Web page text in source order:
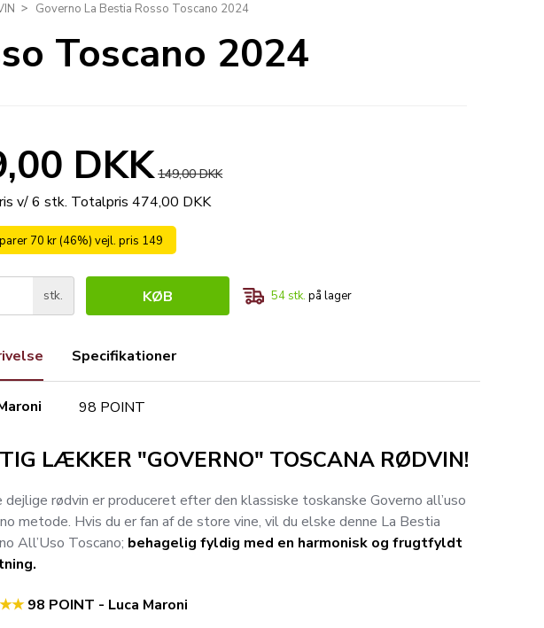
Governo La Bestia Rosso Toscano 2024
Toscano 2024
DKK 149,00 DKK
v/ 6 stk. Totalpris 474,00 DKK
70 kr (46%) vejl. pris 149
stk. KØB 54 stk. på lager
Specifikationer
98 POINT
LÆKKER "GOVERNO" TOSCANA RØDVIN!
dejlige rødvin er produceret efter den klassiske toskanske Governo all’uso
metode. Hvis du er fan af de store vine, vil du elske denne La Bestia
All’Uso Toscano; behagelig fyldig med en harmonisk og frugtfyldt
★★ 98 POINT - Luca Maroni